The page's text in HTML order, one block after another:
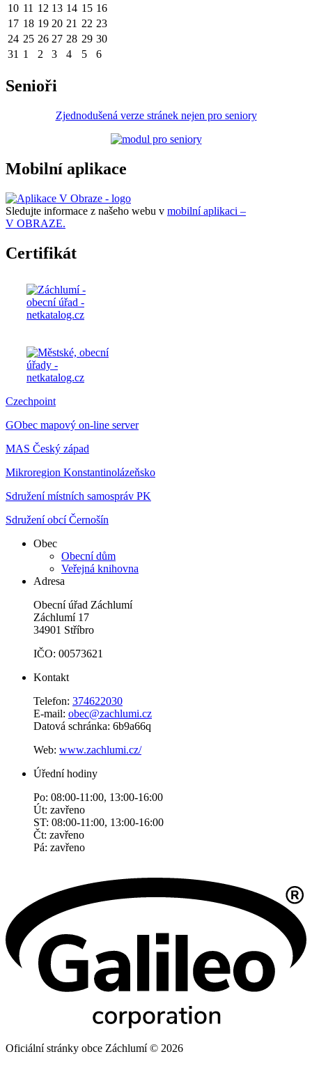
10 11 12 13 14 15 16
17 18 19 20 21 22 23
24 25 26 27 28 29 30
31 1 2 3 4 5 6
Senioři
Zjednodušená verze stránek nejen pro seniory
Mobilní aplikace
Sledujte informace z našeho webu v mobilní aplikaci –
V OBRAZE.
Certifikát
Czechpoint
GObec mapový on-line server
MAS Český západ
Mikroregion Konstantinolázeňsko
Sdružení místních samospráv PK
Sdružení obcí Černošín
Obec
Obecní dům
Veřejná knihovna
Adresa
Obecní úřad Záchlumí
Záchlumí 17
34901 Stříbro
IČO: 00573621
Kontakt
Telefon: 374622030
E-mail: obec@zachlumi.cz
Datová schránka: 6b9a66q
Web: www.zachlumi.cz/
Úřední hodiny
Po: 08:00-11:00, 13:00-16:00
Út: zavřeno
ST: 08:00-11:00, 13:00-16:00
Čt: zavřeno
Pá: zavřeno
Oficiální stránky obce Záchlumí © 2026